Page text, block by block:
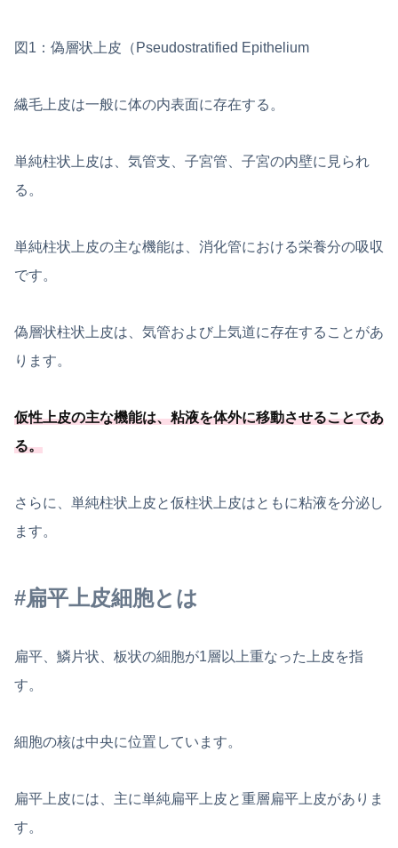
図1：偽層状上皮（Pseudostratified Epithelium
繊毛上皮は一般に体の内表面に存在する。
単純柱状上皮は、気管支、子宮管、子宮の内壁に見られ
る。
単純柱状上皮の主な機能は、消化管における栄養分の吸収
です。
偽層状柱状上皮は、気管および上気道に存在することがあ
ります。
仮性上皮の主な機能は、粘液を体外に移動させることであ
る。
さらに、単純柱状上皮と仮柱状上皮はともに粘液を分泌し
ます。
#扁平上皮細胞とは
扁平、鱗片状、板状の細胞が1層以上重なった上皮を指
す。
細胞の核は中央に位置しています。
扁平上皮には、主に単純扁平上皮と重層扁平上皮がありま
す。